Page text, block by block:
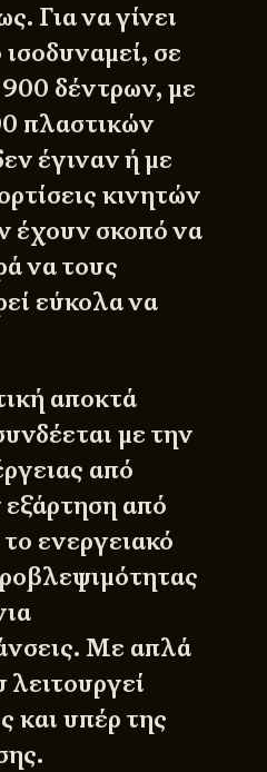
Για να γίνει
σε
δέντρων, με
πλαστικών
έγιναν ή με
κινητών
έχουν σκοπό να
να τους
εύκολα να
αποκτά
με την
από
από
ενεργειακό
Με απλά
λειτουργεί
και υπέρ της